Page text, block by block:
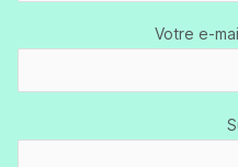
Votre e-